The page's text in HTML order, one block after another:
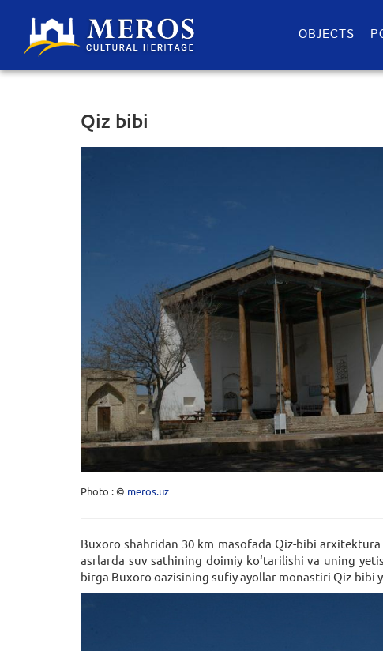
OBJECTS
Qiz bibi
Photo : © meros.uz
Buxoro shahridan 30 km masofada Qiz-bibi
asrlarda suv sathining doimiy ko‘tarilishi va uning
birga Buxoro oazisining sufiy ayollar monastiri Qiz-bibi